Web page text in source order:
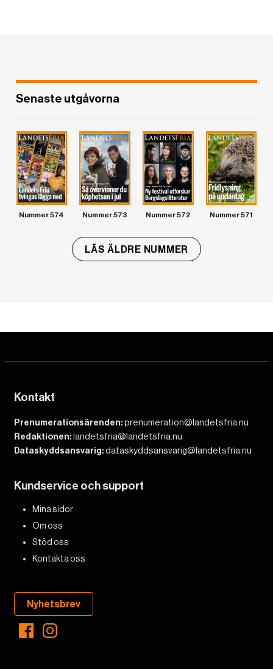
Senaste utgåvorna
Nummer 574 Nummer 573 Nummer 572 Nummer 571
LÄS ÄLDRE NUMMER
Kontakt
Prenumerationsärenden:prenumeration@landetsfria.nu
Redaktionen: landetsfria@landetsfria.nu
Dataskyddsansvarig:dataskyddsansvarig@landetsfria.nu
Kundservice och support
Mina sidor
Om oss
Stöd oss
Kontakta oss
Nyhetsbrev